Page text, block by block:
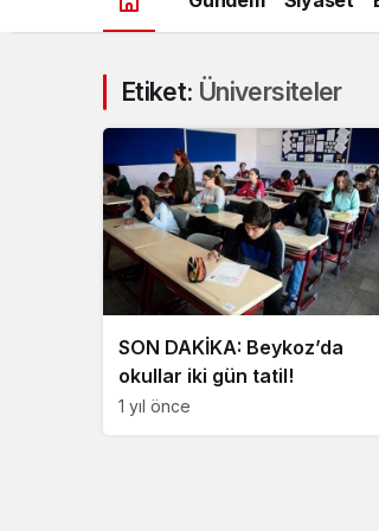
Etiket: Üniversiteler
SON DAKİKA: Beykoz’da
okullar iki gün tatil!
1 yıl önce